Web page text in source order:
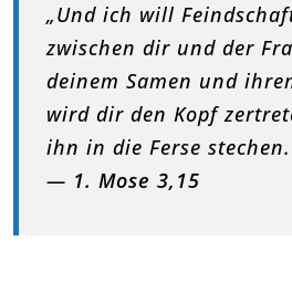
„Und ich will
zwischen dir und der
deinem Samen und
wird dir den Kopf
ihn in die Ferse
— 1. Mose 3,15